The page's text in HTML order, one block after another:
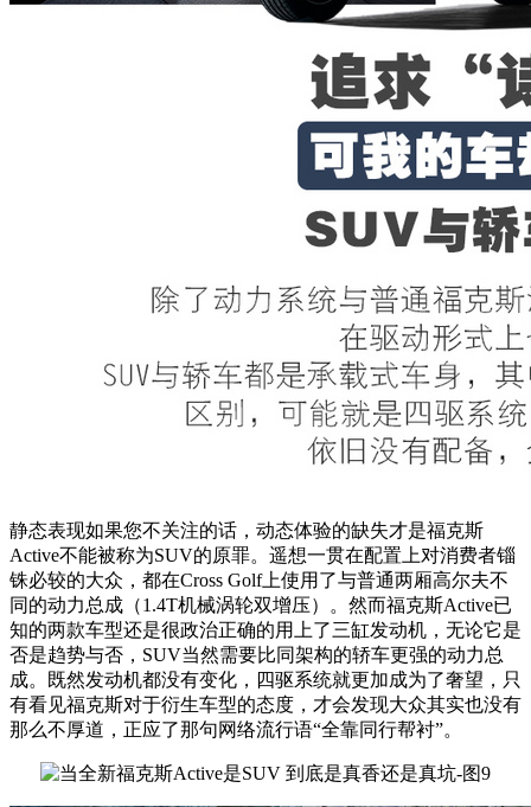
静态表现如果您不关注的话，动态体验的缺失才是福克斯
Active不能被称为SUV的原罪。遥想一贯在配置上对消费者锱
铢必较的大众，都在Cross Golf上使用了与普通两厢高尔夫不
同的动力总成（1.4T机械涡轮双增压）。然而福克斯Active已
知的两款车型还是很政治正确的用上了三缸发动机，无论它是
否是趋势与否，SUV当然需要比同架构的轿车更强的动力总
成。
既然发动机都没有变化，四驱系统就更加成为了奢望，只
有看见福克斯对于衍生车型的态度，才会发现大众其实也没有
那么不厚道，正应了那句网络流行语“全靠同行帮衬”。